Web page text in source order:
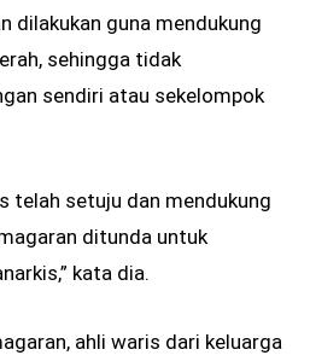
dilakukan guna mendukung
sehingga tidak
sendiri atau sekelompok
telah setuju dan mendukung
ditunda untuk
kata dia.
ahli waris dari keluarga